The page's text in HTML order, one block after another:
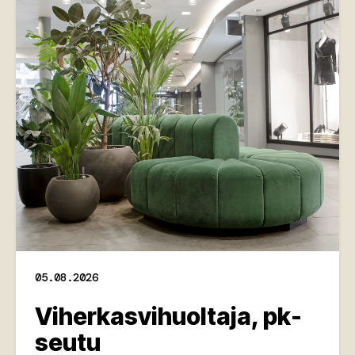
05.08.2026
Viherkasvihuoltaja, pk-
seutu